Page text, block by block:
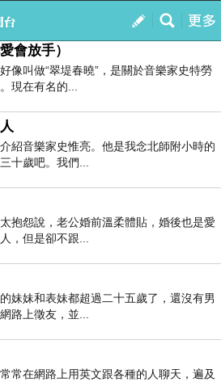
我的
訂閱
會放手）
像叫做“翠堤春曉”，是關於音樂家史特勞
現在有名的...
紹音樂家史惟亮。他是我念北師附小時的
十歲吧。我們...
抱怨說，老公婚前溫柔體貼，婚後也是愛
，但是卻不跟...
妹妹和表妹都超過二十五歲了，還沒有男
路上徵友，並...
常在網路上用英文跟各種的人聊天，遍及